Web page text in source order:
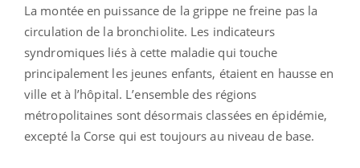
La montée en puissance de la grippe ne freine pas la
circulation de la bronchiolite. Les indicateurs
syndromiques liés à cette maladie qui touche
principalement les jeunes enfants, étaient en hausse en
ville et à l’hôpital. L’ensemble des régions
métropolitaines sont désormais classées en épidémie,
excepté la Corse qui est toujours au niveau de base.